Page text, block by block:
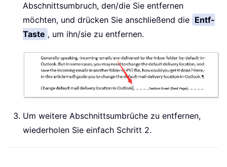
Abschnittsumbruch, den/die Sie entfernen
möchten, und drücken Sie anschließend die Entf-
Taste , um ihn/sie zu entfernen.
Um weitere Abschnittsumbrüche zu entfernen,
wiederholen Sie einfach Schritt 2.